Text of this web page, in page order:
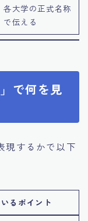
各大学の正式名称
で伝える
で何を見
現するかで以下
るポイント